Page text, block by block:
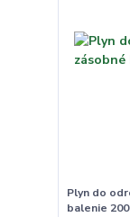
Plyn do
balenie